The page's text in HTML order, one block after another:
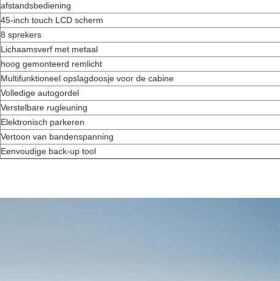
afstandsbediening
45-inch touch LCD scherm
8 sprekers
Lichaamsverf met metaal
hoog gemonteerd remlicht
Multifunktioneel opslagdoosje voor de cabine
Volledige autogordel
Verstelbare rugleuning
Elektronisch parkeren
Vertoon van bandenspanning
Eenvoudige back-up tool